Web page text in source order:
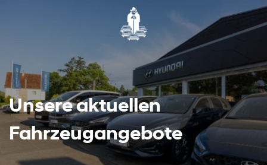
Unsere aktuellen
Fahrzeugangebote